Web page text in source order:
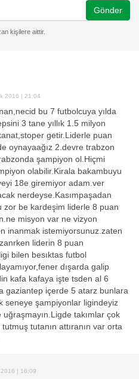
Gönder
2016 | 21:04
bu 7 futbolcuya yılda
3 tane yıllık 1.5 milyon
getir.Liderle puan
oynayaağız 2.devre trabzon
şampiyon ol.Hiçmi
olabilir.Kirala bakambuyu
18e giremiyor adam.ver
nerdeyse.Kasımpaşadan
zor be kardeşim liderle 8 puan
misyon var ne vizyon
inanmak istemiyorsunuz.zaten
liderin 8 puan
bilen besıktas futbol
dışarda galip
kafa kafaya işte tsden al 6
gaziantep içerde 5 atarz bunlara
seneye şampiyonlar ligindeyiz
takımlar çok
tutanın attıranın var orta
2016 | 16:09